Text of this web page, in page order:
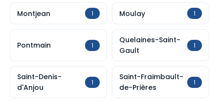
Montjean 1 Moulay 1
Pontmain 1
Quelaines-Saint-
Gault
1
Saint-Denis-
d'Anjou
1
Saint-Fraimbault-
de-Prières
1